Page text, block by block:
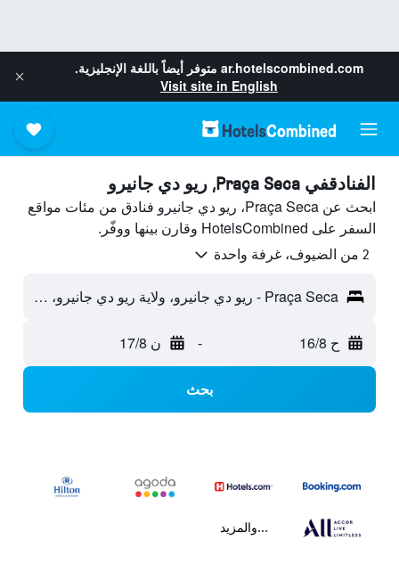
ar.hotelscombined.com متوفر أيضاً باللغة الإنجليزية.
Visit site in English
الفنادقفي Praça Seca, ريو دي جانيرو
ابحث عن Praça Seca، ريو دي جانيرو فنادق من مئات مواقع
السفر على HotelsCombined وقارن بينها ووفّر.
2 من الضيوف، غرفة واحدة
Praça Seca - ريو دي جانيرو، ولاية ريو دي جانيرو، البرازيل
ح 16/8 - ن 17/8
بحث
...والمزيد